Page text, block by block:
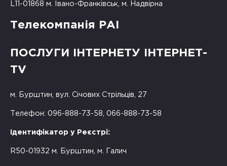
L11-01868 м. Івано-Франківськ, м. Надвірна
Телекомпанія РАІ
ПОСЛУГИ ІНТЕРНЕТУ ІНТЕРНЕТ-
TV
м. Бурштин, вул. Січових Стрільців, 27
Телефон: 096-888-73-58, 066-888-73-58
Ідентифікатор у Реєстрі:
R50-01932 м. Бурштин, м. Галич